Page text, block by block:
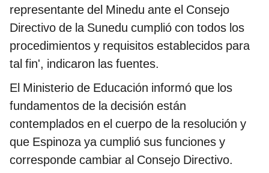
representante del Minedu ante el Consejo
Directivo de la Sunedu cumplió con todos los
procedimientos y requisitos establecidos para
tal fin', indicaron las fuentes.
El Ministerio de Educación informó que los
fundamentos de la decisión están
contemplados en el cuerpo de la resolución y
que Espinoza ya cumplió sus funciones y
corresponde cambiar al Consejo Directivo.